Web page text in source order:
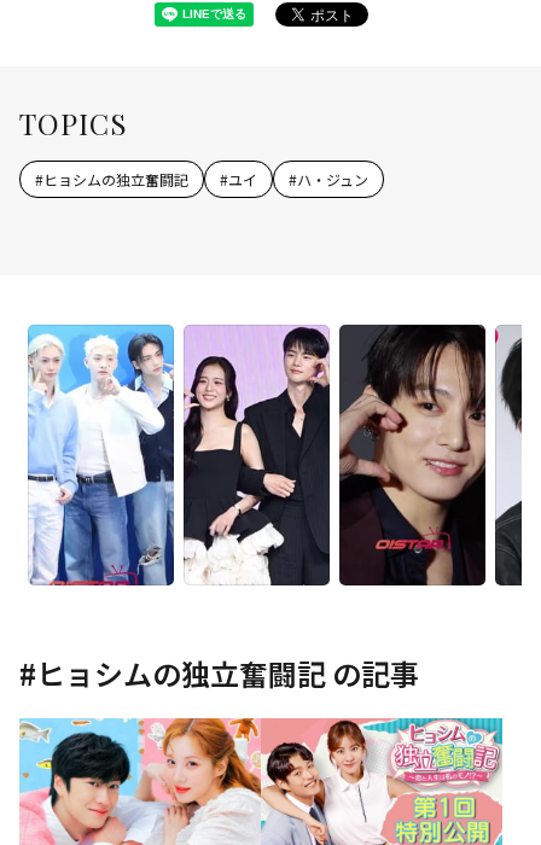
TOPICS
#ヒョシムの独立奮闘記 #ユイ #ハ・ジュン
#ヒョシムの独立奮闘記 の記事